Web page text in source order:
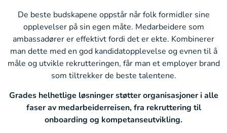
De beste budskapene oppstår når folk formidler sine
opplevelser på sin egen måte. Medarbeidere som
ambassadører er effektivt fordi det er ekte. Kombinerer
man dette med en god kandidatopplevelse og evnen til å
måle og utvikle rekrutteringen, får man et employer brand
som tiltrekker de beste talentene.
Grades helhetlige løsninger støtter organisasjoner i alle
faser av medarbeiderreisen, fra rekruttering til
onboarding og kompetanseutvikling.